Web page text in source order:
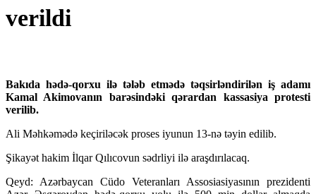
verildi
Bakıda hədə-qorxu ilə tələb etmədə təqsirləndirilən iş adamı
Kamal Akimovanın barəsindəki qərardan kassasiya protesti
verilib.
Ali Məhkəmədə keçiriləcək proses iyunun 13-nə təyin edilib.
Şikayət hakim İlqar Qılıcovun sədrliyi ilə araşdırılacaq.
Qeyd: Azərbaycan Cüdo Veteranları Assosiasiyasının prezidenti